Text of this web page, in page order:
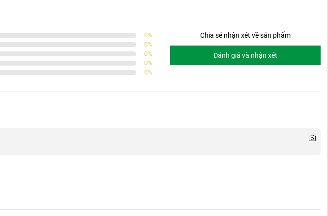
0%
0%
0%
0%
0%
Chia sẻ nhận xét về sản phẩm
Đánh giá và nhận xét